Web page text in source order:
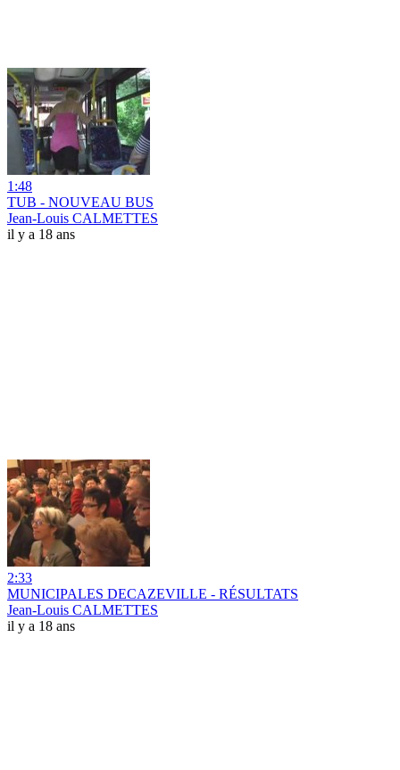
1:48
TUB - NOUVEAU BUS
Jean-Louis CALMETTES
il y a 18 ans
2:33
MUNICIPALES DECAZEVILLE - RÉSULTATS
Jean-Louis CALMETTES
il y a 18 ans